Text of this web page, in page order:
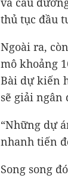
thủ tục đầu
Ngoài ra,
mô khoảng
Bài dự kiến
sẽ giải ngân
“Những dự
nhanh tiến
Song song